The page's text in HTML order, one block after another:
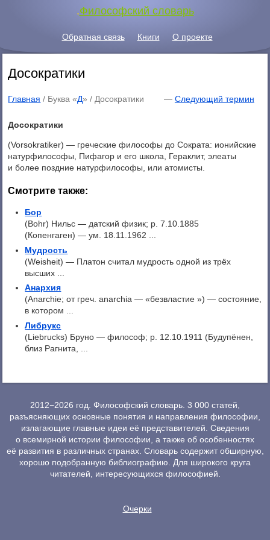
.Философский словарь
Обратная связь Книги О проекте
Досократики
Главная / Буква «Д» /Досократики — Следующий термин
Досократики
(Vorsokratiker) — греческие философы до Сократа: ионийские
натурфилософы, Пифагор и его школа, Гераклит, элеаты
и более поздние натурфилософы, или атомисты.
Смотрите также:
Бор
(Bohr) Нильс — датский физик; p. 7.10.1885
(Копенгаген) — ум. 18.11.1962 ...
Мудрость
(Weisheit) — Платон считал мудрость одной из трёх
высших ...
Анархия
(Anarchie; от греч. anarchia — «безвластие ») — состояние,
в котором ...
Либрукс
(Liebrucks) Бруно — философ; p. 12.10.1911 (Будупёнен,
близ Рагнита, ...
2012−2026 год. Философский словарь. 3 000 статей,
разъясняющих основные понятия и направления философии,
излагающие главные идеи её представителей. Сведения
о всемирной истории философии, а также об особенностях
её развития в различных странах. Словарь содержит обширную,
хорошо подобранную библиографию. Для широкого круга
читателей, интересующихся философией.
Очерки